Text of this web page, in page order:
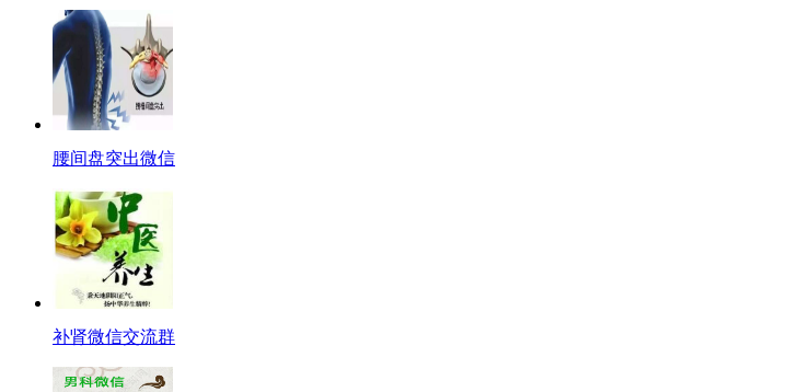
腰间盘突出微信
补肾微信交流群